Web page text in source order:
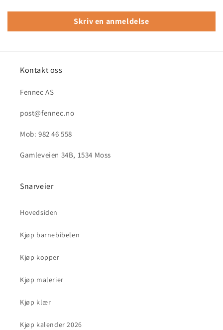
Skriv en anmeldelse
Kontakt oss
Fennec AS
post@fennec.no
Mob: 982 46 558
Gamleveien 34B, 1534 Moss
Snarveier
Hovedsiden
Kjøp barnebibelen
Kjøp kopper
Kjøp malerier
Kjøp klær
Kjøp kalender 2026